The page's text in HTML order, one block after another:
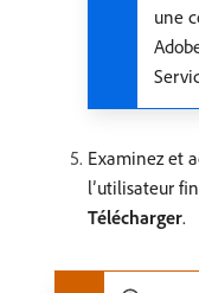
une
Examinez et
l’utilisateur
Télécharger.